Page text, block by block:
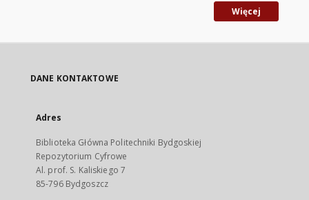
Więcej
DANE KONTAKTOWE
Adres
Biblioteka Główna Politechniki Bydgoskiej
Repozytorium Cyfrowe
Al. prof. S. Kaliskiego 7
85-796 Bydgoszcz